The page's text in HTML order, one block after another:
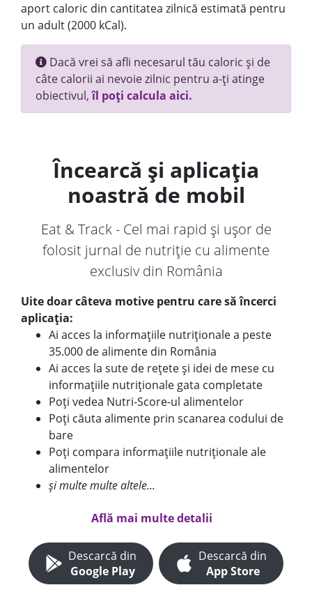
aport caloric din cantitatea zilnică estimată pentru
un adult (2000 kCal).
Dacă vrei să afli necesarul tău caloric și de
câte calorii ai nevoie zilnic pentru a-ți atinge
obiectivul,îl poți calcula aici.
Încearcă și aplicația
noastră de mobil
Eat & Track - Cel mai rapid și ușor de
folosit jurnal de nutriție cu alimente
exclusiv din România
Uite doar câteva motive pentru care să încerci
aplicația:
Ai acces la informațiile nutriționale a peste
35.000 de alimente din România
Ai acces la sute de rețete și idei de mese cu
informațiile nutriționale gata completate
Poți vedea Nutri-Score-ul alimentelor
Poți căuta alimente prin scanarea codului de
bare
Poți compara informațiile nutriționale ale
alimentelor
și multe multe altele...
Află mai multe detalii
Descarcă din
Google Play
Descarcă din
App Store